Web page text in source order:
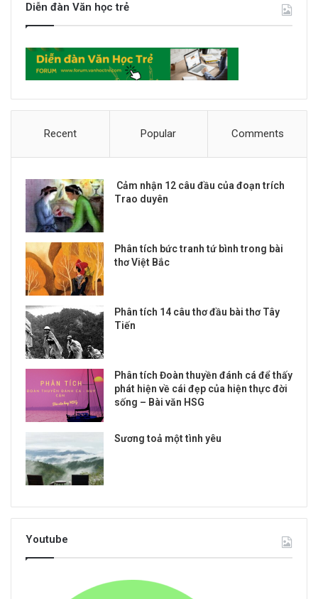
Diễn đàn Văn học trẻ
Recent Popular Comments
Cảm nhận 12 câu đầu của đoạn trích
Trao duyên
Phân tích bức tranh tứ bình trong bài
thơ Việt Bắc
Phân tích 14 câu thơ đầu bài thơ Tây
Tiến
Phân tích Đoàn thuyền đánh cá để thấy
phát hiện về cái đẹp của hiện thực đời
sống – Bài văn HSG
Sương toả một tình yêu
Youtube